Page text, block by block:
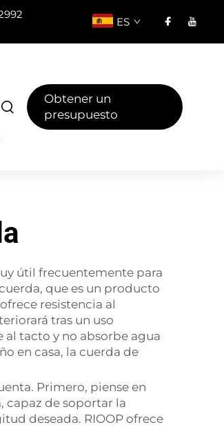
ES
Obtener un
presupuesto
útil frecuentemente para
que es un producto
resistencia al
tras un uso
al tacto y no absorbe agua
en casa, la cuerda de
Primero, piense en
capaz de soportar la
deseada. RIOOP ofrece